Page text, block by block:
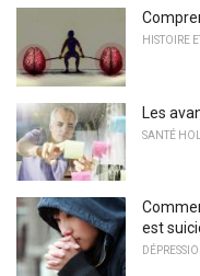
HISTOIRE
Les
SANTÉ
est